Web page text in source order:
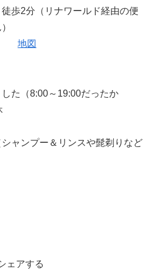
歩2分（リナワールド経由の便
地図
た（8:00～19:00だったか
ャンプー＆リンスや髭剃りなど
ェアする